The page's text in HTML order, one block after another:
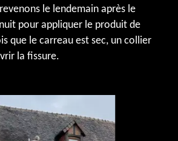
le lendemain après le
pour appliquer le produit de
que le carreau est sec, un collier
la fissure.